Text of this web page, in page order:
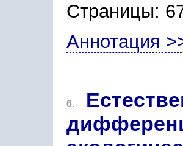
Страницы:
Аннотация
6.